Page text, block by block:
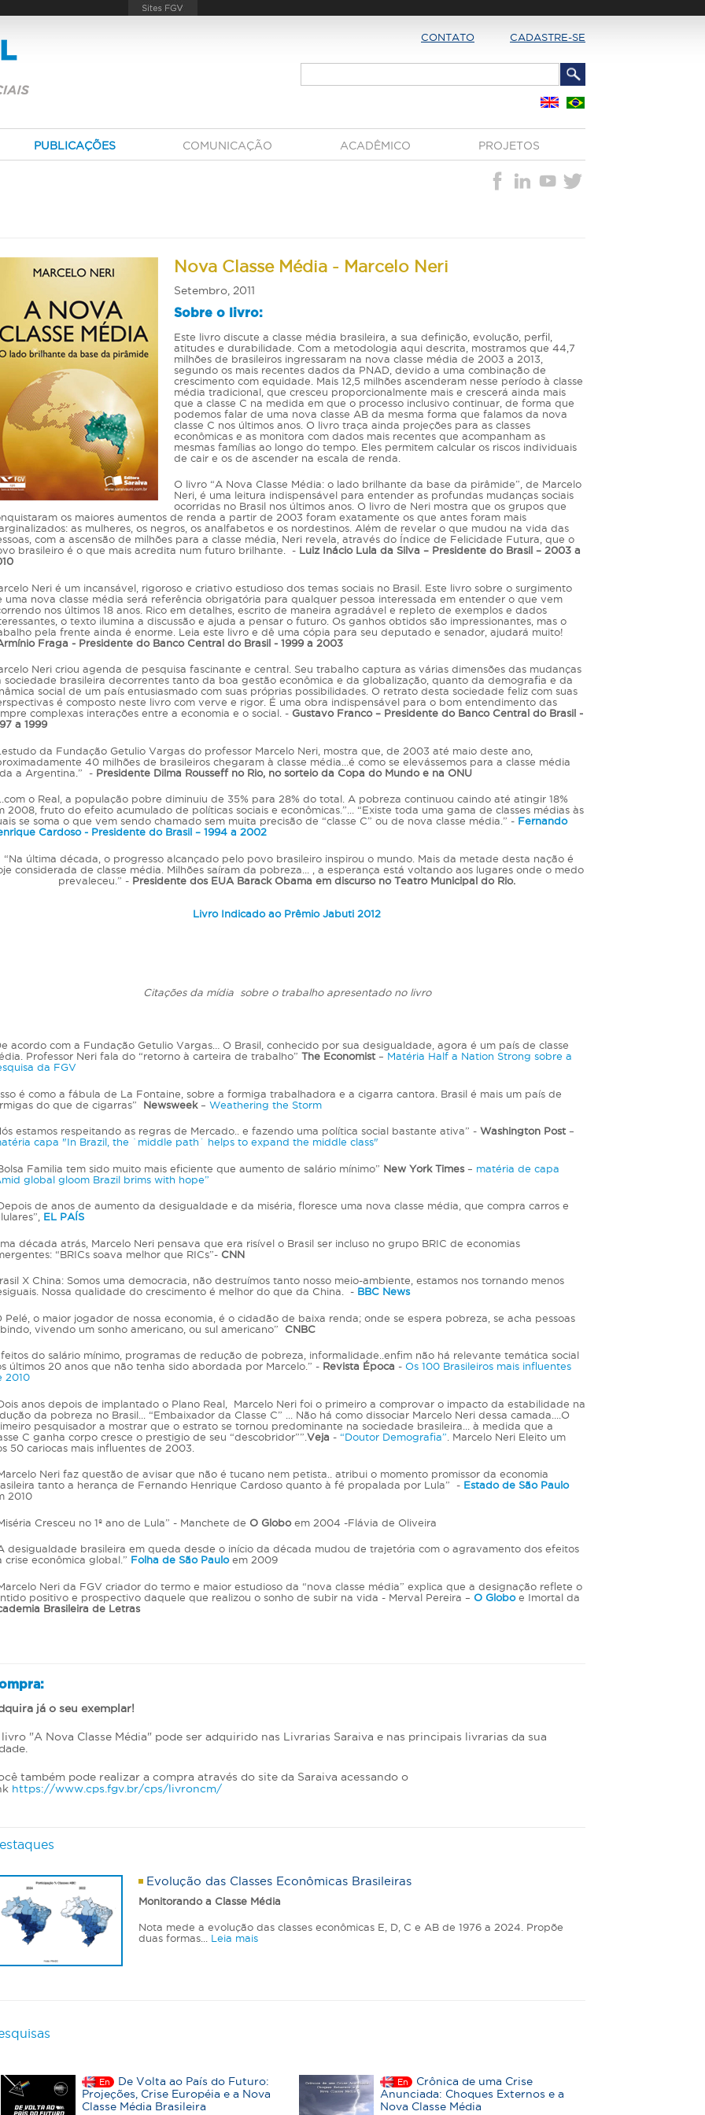
CONTATO CADASTRE-SE
PUBLICAÇÕES COMUNICAÇÃO ACADÊMICO PROJETOS
Nova Classe Média - Marcelo Neri
Setembro, 2011
Sobre o livro:
Este livro discute a classe média brasileira, a sua definição, evolução, perfil,
atitudes e durabilidade. Com a metodologia aqui descrita, mostramos que 44,7
milhões de brasileiros ingressaram na nova classe média de 2003 a 2013,
segundo os mais recentes dados da PNAD, devido a uma combinação de
crescimento com equidade. Mais 12,5 milhões ascenderam nesse período à classe
média tradicional, que cresceu proporcionalmente mais e crescerá ainda mais
que a classe C na medida em que o processo inclusivo continuar, de forma que
podemos falar de uma nova classe AB da mesma forma que falamos da nova
classe C nos últimos anos. O livro traça ainda projeções para as classes
econômicas e as monitora com dados mais recentes que acompanham as
mesmas famílias ao longo do tempo. Eles permitem calcular os riscos individuais
de cair e os de ascender na escala de renda.
O livro “A Nova Classe Média: o lado brilhante da base da pirâmide”, de Marcelo
Neri, é uma leitura indispensável para entender as profundas mudanças sociais
ocorridas no Brasil nos últimos anos. O livro de Neri mostra que os grupos que
os maiores aumentos de renda a partir de 2003 foram exatamente os que antes foram mais
as mulheres, os negros, os analfabetos e os nordestinos. Além de revelar o que mudou na vida das
com a ascensão de milhões para a classe média, Neri revela, através do Índice de Felicidade Futura, que o
brasileiro é o que mais acredita num futuro brilhante. - Luiz Inácio Lula da Silva – Presidente do Brasil – 2003 a
Neri é um incansável, rigoroso e criativo estudioso dos temas sociais no Brasil. Este livro sobre o surgimento
uma nova classe média será referência obrigatória para qualquer pessoa interessada em entender o que vem
nos últimos 18 anos. Rico em detalhes, escrito de maneira agradável e repleto de exemplos e dados
o texto ilumina a discussão e ajuda a pensar o futuro. Os ganhos obtidos são impressionantes, mas o
pela frente ainda é enorme. Leia este livro e dê uma cópia para seu deputado e senador, ajudará muito!
Fraga - Presidente do Banco Central do Brasil - 1999 a 2003
Neri criou agenda de pesquisa fascinante e central. Seu trabalho captura as várias dimensões das mudanças
sociedade brasileira decorrentes tanto da boa gestão econômica e da globalização, quanto da demografia e da
social de um país entusiasmado com suas próprias possibilidades. O retrato desta sociedade feliz com suas
é composto neste livro com verve e rigor. É uma obra indispensável para o bom entendimento das
complexas interações entre a economia e o social. -Gustavo Franco – Presidente do Banco Central do Brasil -
a 1999
da Fundação Getulio Vargas do professor Marcelo Neri, mostra que, de 2003 até maio deste ano,
40 milhões de brasileiros chegaram à classe média...é como se elevássemos para a classe média
a Argentina.” - Presidente Dilma Rousseff no Rio, no sorteio da Copa do Mundo e na ONU
o Real, a população pobre diminuiu de 35% para 28% do total. A pobreza continuou caindo até atingir 18%
2008, fruto do efeito acumulado de políticas sociais e econômicas.”... “Existe toda uma gama de classes médias às
se soma o que vem sendo chamado sem muita precisão de “classe C” ou de nova classe média.” - Fernando
Cardoso - Presidente do Brasil – 1994 a 2002
“Na última década, o progresso alcançado pelo povo brasileiro inspirou o mundo. Mais da metade desta nação é
considerada de classe média. Milhões saíram da pobreza... , a esperança está voltando aos lugares onde o medo
prevaleceu.” - Presidente dos EUA Barack Obama em discurso no Teatro Municipal do Rio.
Livro Indicado ao Prêmio Jabuti 2012
Citações da mídia sobre o trabalho apresentado no livro
acordo com a Fundação Getulio Vargas… O Brasil, conhecido por sua desigualdade, agora é um país de classe
Professor Neri fala do “retorno à carteira de trabalho” The Economist – Matéria Half a Nation Strong sobre a
da FGV
é como a fábula de La Fontaine, sobre a formiga trabalhadora e a cigarra cantora. Brasil é mais um país de
do que de cigarras” Newsweek– Weathering the Storm
estamos respeitando as regras de Mercado.. e fazendo uma política social bastante ativa” - Washington Post–
capa "In Brazil, the `middle path´ helps to expand the middle class"
Familia tem sido muito mais eficiente que aumento de salário mínimo” New York Times– matéria de capa
global gloom Brazil brims with hope”
de anos de aumento da desigualdade e da miséria, floresce uma nova classe média, que compra carros e
EL PAÍS
década atrás, Marcelo Neri pensava que era risível o Brasil ser incluso no grupo BRIC de economias
“BRICs soava melhor que RICs”- CNN
X China: Somos uma democracia, não destruímos tanto nosso meio-ambiente, estamos nos tornando menos
Nossa qualidade do crescimento é melhor do que da China. - BBC News
Pelé, o maior jogador de nossa economia, é o cidadão de baixa renda; onde se espera pobreza, se acha pessoas
vivendo um sonho americano, ou sul americano” CNBC
do salário mínimo, programas de redução de pobreza, informalidade..enfim não há relevante temática social
últimos 20 anos que não tenha sido abordada por Marcelo.” - Revista Época - Os 100 Brasileiros mais influentes
2010
anos depois de implantado o Plano Real, Marcelo Neri foi o primeiro a comprovar o impacto da estabilidade na
da pobreza no Brasil... “Embaixador da Classe C” ... Não há como dissociar Marcelo Neri dessa camada....O
pesquisador a mostrar que o estrato se tornou predominante na sociedade brasileira... à medida que a
C ganha corpo cresce o prestigio de seu “descobridor””. Veja - “Doutor Demografia” . Marcelo Neri Eleito um
50 cariocas mais influentes de 2003.
Neri faz questão de avisar que não é tucano nem petista.. atribui o momento promissor da economia
tanto a herança de Fernando Henrique Cardoso quanto à fé propalada por Lula” - Estado de São Paulo
2010
Cresceu no 1º ano de Lula” - Manchete de O Globoem 2004 -Flávia de Oliveira
desigualdade brasileira em queda desde o início da década mudou de trajetória com o agravamento dos efeitos
crise econômica global.” Folha de São Pauloem 2009
Neri da FGV criador do termo e maior estudioso da “nova classe média” explica que a designação reflete o
positivo e prospectivo daquele que realizou o sonho de subir na vida - Merval Pereira – O Globoe Imortal da
Brasileira de Letras
já o seu exemplar!
livro "A Nova Classe Média" pode ser adquirido nas Livrarias Saraiva e nas principais livrarias da sua
também pode realizar a compra através do site da Saraiva acessando o
https://www.cps.fgv.br/cps/livroncm/
Evolução das Classes Econômicas Brasileiras
Monitorando a Classe Média
Nota mede a evolução das classes econômicas E, D, C e AB de 1976 a 2024. Propõe
duas formas... Leia mais
En
De Volta ao País do Futuro:
Projeções, Crise Européia e a Nova
Classe Média Brasileira
En
Crônica de uma Crise
Anunciada: Choques Externos e a
Nova Classe Média